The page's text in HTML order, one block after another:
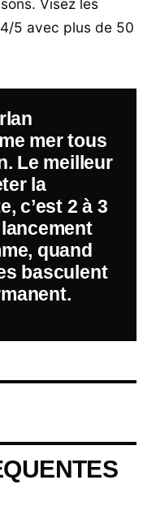
Visez les
5 avec plus de 50
mer tous
Le meilleur
la
c’est 2 à 3
quand
basculent